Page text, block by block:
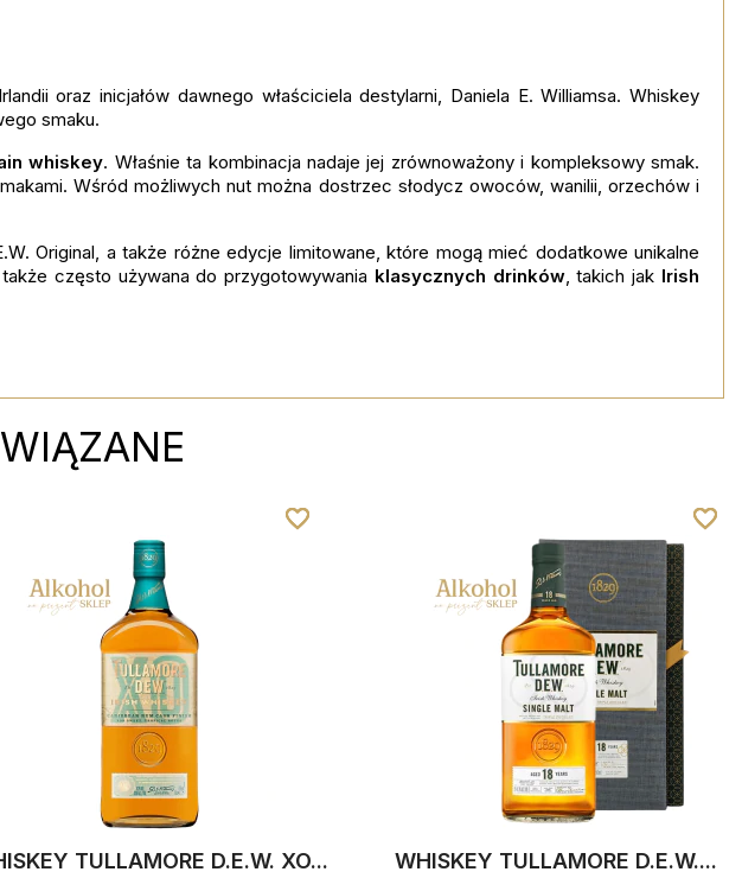
oraz inicjałów dawnego właściciela destylarni, Daniela E. Williamsa. Whiskey
smaku.
whiskey. Właśnie ta kombinacja nadaje jej zrównoważony i kompleksowy smak.
Wśród możliwych nut można dostrzec słodycz owoców, wanilii, orzechów i
Original, a także różne edycje limitowane, które mogą mieć dodatkowe unikalne
często używana do przygotowywania klasycznych drinków, takich jak Irish
TULLAMORE D.E.W. XO...
favorite_border
favorite_border
favorite_border
WHISKEY TULLAMORE D.E.W....
favorite_border
favorite_border
favorite_border